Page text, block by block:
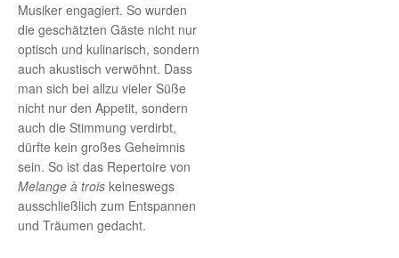
Musiker engagiert. So wurden
die geschätzten Gäste nicht nur
optisch und kulinarisch, sondern
auch akustisch verwöhnt. Dass
man sich bei allzu vieler Süße
nicht nur den Appetit, sondern
auch die Stimmung verdirbt,
dürfte kein großes Geheimnis
sein. So ist das Repertoire von
Melange à trois keineswegs
ausschließlich zum Entspannen
und Träumen gedacht.